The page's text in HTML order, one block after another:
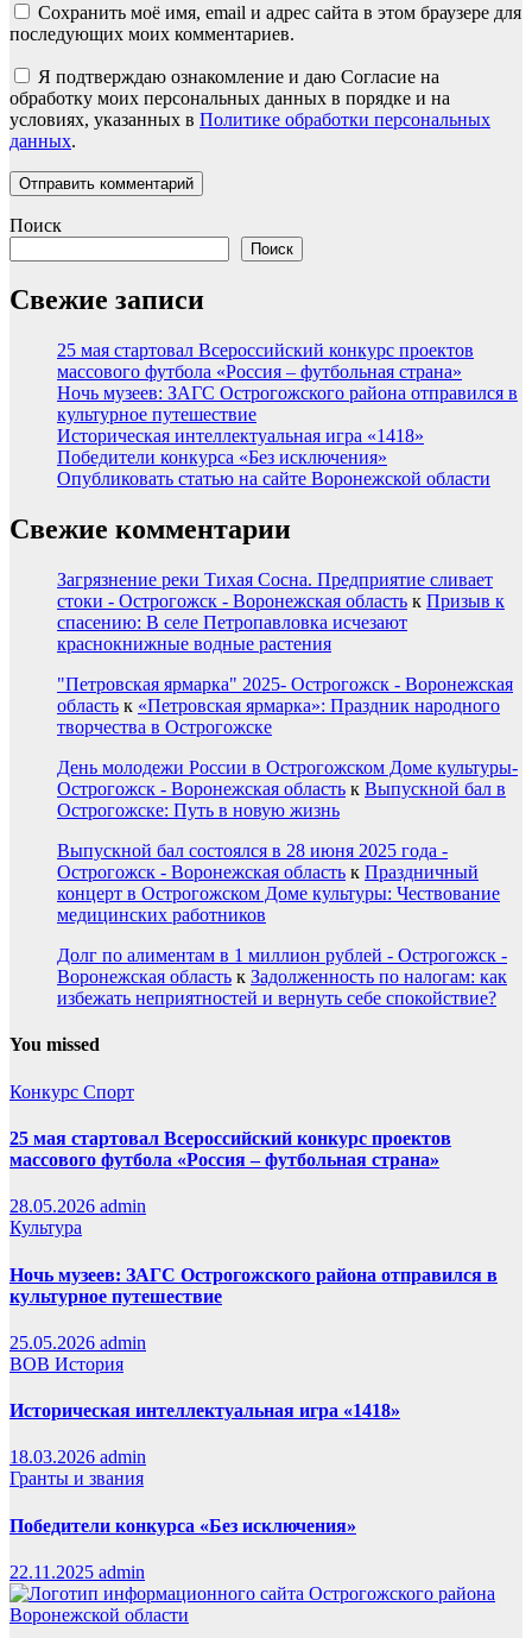
Сохранить моё имя, email и адрес сайта в этом браузере для
последующих моих комментариев.
Я подтверждаю ознакомление и даю Согласие на
обработку моих персональных данных в порядке и на
условиях, указанных в Политике обработки персональных
данных.
Поиск
Поиск
Свежие записи
25 мая стартовал Всероссийский конкурс проектов
массового футбола «Россия – футбольная страна»
Ночь музеев: ЗАГС Острогожского района отправился в
культурное путешествие
Историческая интеллектуальная игра «1418»
Победители конкурса «Без исключения»
Опубликовать статью на сайте Воронежской области
Свежие комментарии
Загрязнение реки Тихая Сосна. Предприятие сливает
стоки - Острогожск - Воронежская область к Призыв к
спасению: В селе Петропавловка исчезают
краснокнижные водные растения
"Петровская ярмарка" 2025- Острогожск - Воронежская
область к «Петровская ярмарка»: Праздник народного
творчества в Острогожске
День молодежи России в Острогожском Доме культуры-
Острогожск - Воронежская область к Выпускной бал в
Острогожске: Путь в новую жизнь
Выпускной бал состоялся в 28 июня 2025 года -
Острогожск - Воронежская область к Праздничный
концерт в Острогожском Доме культуры: Чествование
медицинских работников
Долг по алиментам в 1 миллион рублей - Острогожск -
Воронежская область к Задолженность по налогам: как
избежать неприятностей и вернуть себе спокойствие?
You missed
Конкурс Спорт
25 мая стартовал Всероссийский конкурс проектов
массового футбола «Россия – футбольная страна»
28.05.2026 admin
Культура
Ночь музеев: ЗАГС Острогожского района отправился в
культурное путешествие
25.05.2026 admin
ВОВ История
Историческая интеллектуальная игра «1418»
18.03.2026 admin
Гранты и звания
Победители конкурса «Без исключения»
22.11.2025 admin